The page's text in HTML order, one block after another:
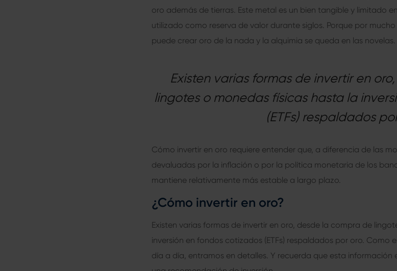
oro además de tierras. Este metal es un bien tangible y limitado
utilizado como reserva de valor durante siglos. Porque por
puede crear oro de la nada y la alquimia se queda en las novelas.
Existen varias formas de invertir en
lingotes o monedas físicas hasta la
(ETFs) respaldados
Cómo invertir en oro requiere entender que, a diferencia de las
devaluadas por la inflación o por la política monetaria de los
mantiene relativamente más estable a largo plazo.
¿Cómo invertir en oro?
Existen varias formas de invertir en oro, desde la compra de
inversión en fondos cotizados (ETFs) respaldados por oro. Como
día a día, entramos en detalles. Y recuerda que esta información